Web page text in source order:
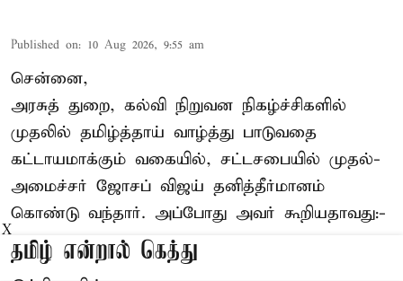
Published on: 10 Aug 2026, 9:55 am
சென்னை,
அரசுத் துறை, கல்வி நிறுவன நிகழ்ச்சிகளில்
முதலில் தமிழ்த்தாய் வாழ்த்து பாடுவதை
கட்டாயமாக்கும் வகையில், சட்டசபையில் முதல்-
அமைச்சர் ஜோசப் விஜய் தனித்தீர்மானம்
கொண்டு வந்தார். அப்போது அவர் கூறியதாவது:-
தமிழ் என்றால் கெத்து
X